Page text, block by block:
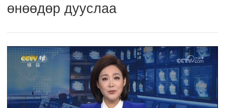
өнөөдөр дууслаа